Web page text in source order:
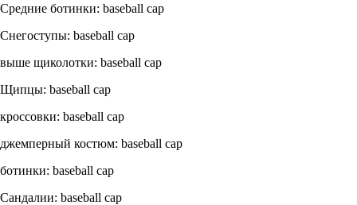
Средние ботинки: baseball cap
Снегоступы: baseball cap
выше щиколотки: baseball cap
Щипцы: baseball cap
кроссовки: baseball cap
джемперный костюм: baseball cap
ботинки: baseball cap
Сандалии: baseball cap